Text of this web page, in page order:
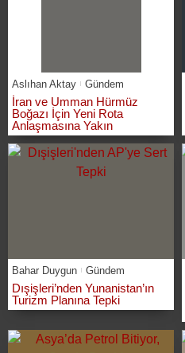
Aslıhan Aktay Gündem
İran ve Umman Hürmüz
Boğazı İçin Yeni Rota
Anlaşmasına Yakın
Bahar Duygun Gündem
Dışişleri’nden Yunanistan’ın
Turizm Planına Tepki